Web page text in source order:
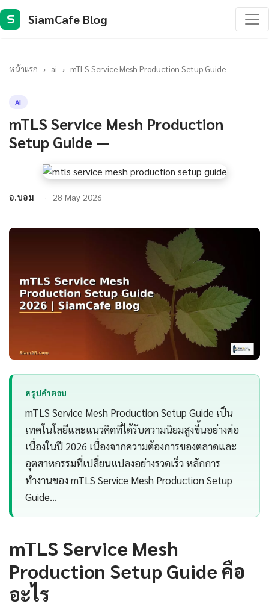
S SiamCafe Blog
หน้าแรก › ai › mTLS Service Mesh Production Setup Guide —
AI
mTLS Service Mesh Production
Setup Guide —
อ.บอม 28 May 2026
สรุปคำตอบ
mTLS Service Mesh Production Setup Guide เป็น
เทคโนโลยีและแนวคิดที่ได้รับความนิยมสูงขึ้นอย่างต่อ
เนื่องในปี 2026 เนื่องจากความต้องการของตลาดและ
อุตสาหกรรมที่เปลี่ยนแปลงอย่างรวดเร็ว หลักการ
ทำงานของ mTLS Service Mesh Production Setup
Guide…
mTLS Service Mesh
Production Setup Guide คือ
อะไร